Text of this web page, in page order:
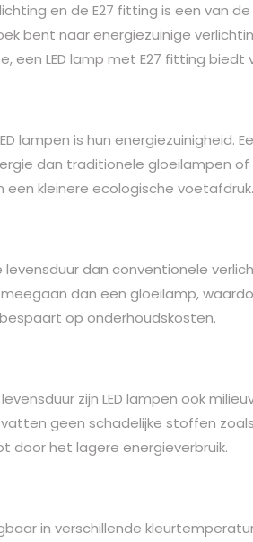
en de E27 fitting is een van
bent naar energiezuinige
een LED lamp met E27 fitting biedt
lampen is hun energiezuinigheid.
dan traditionele gloeilampen
kleinere ecologische voetafdruk.
dan conventionele
dan een gloeilamp,
op onderhoudskosten.
zijn LED lampen ook
geen schadelijke stoffen
door het lagere energieverbruik.
in verschillende